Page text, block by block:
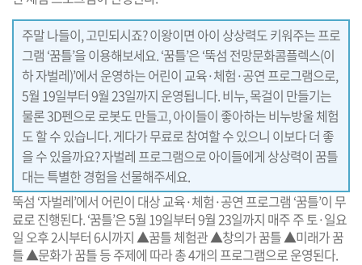
주말 나들이, 고민되시죠? 이왕이면 아이 상상력도 키워주는 프로
그램 ‘꿈틀’을 이용해보세요. ‘꿈틀’은 ‘뚝섬 전망문화콤플렉스(이
하 자벌레)’에서 운영하는 어린이 교육·체험·공연 프로그램으로,
5월 19일부터 9월 23일까지 운영됩니다. 비누, 목걸이 만들기는
물론 3D펜으로 로봇도 만들고, 아이들이 좋아하는 비누방울 체험
도 할 수 있습니다. 게다가 무료로 참여할 수 있으니 이보다 더 좋
을 수 있을까요? 자벌레 프로그램으로 아이들에게 상상력이 꿈틀
대는 특별한 경험을 선물해주세요.
뚝섬 ‘자벌레’에서 어린이 대상 교육·체험·공연 프로그램 ‘꿈틀’이 무
료로 진행된다. ‘꿈틀’은 5월 19일부터 9월 23일까지 매주 주 토·일요
일 오후 2시부터 6시까지 ▲꿈틀 체험관 ▲창의가 꿈틀 ▲미래가 꿈
틀 ▲문화가 꿈틀 등 주제에 따라 총 4개의 프로그램으로 운영된다.